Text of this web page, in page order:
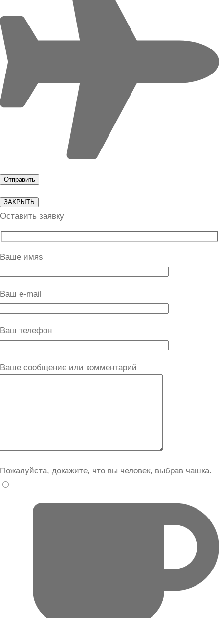
ЗАКРЫТЬ
Оставить заявку
Ваше имяs
Ваш e-mail
Ваш телефон
Ваше сообщение или комментарий
Пожалуйста, докажите, что вы человек, выбрав чашка.